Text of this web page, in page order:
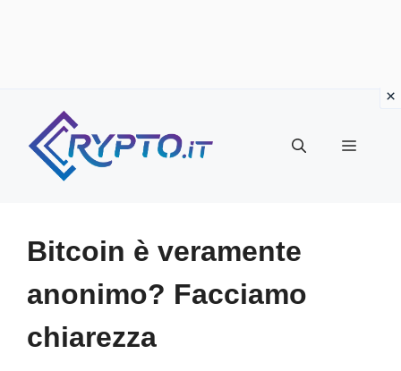
contenuto
Menu
Bitcoin è veramente
anonimo? Facciamo
chiarezza